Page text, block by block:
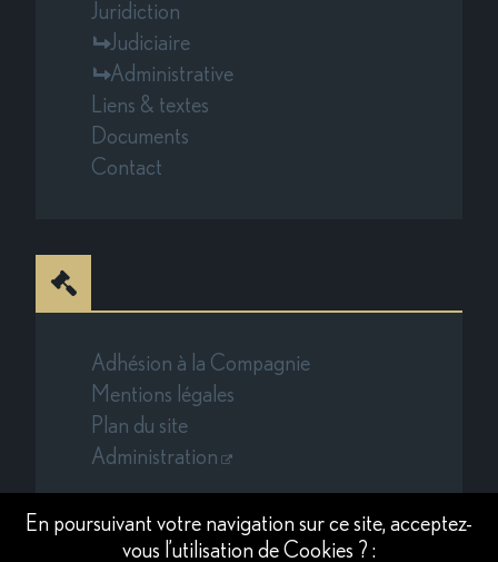
Juridiction
Judiciaire
Administrative
Liens & textes
Documents
Contact
Adhésion à la Compagnie
Mentions légales
Plan du site
Administration
En poursuivant votre navigation sur ce site, acceptez-
vous l’utilisation de Cookies ? :